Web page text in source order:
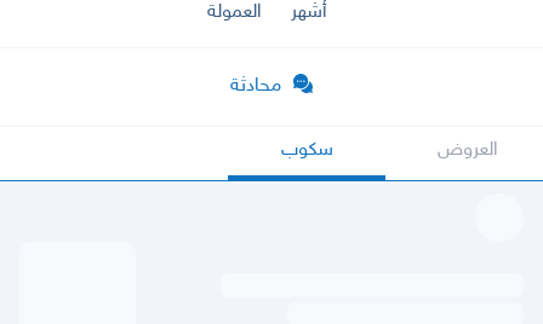
أشهر
العمولة
محادثة
العروض سكوب